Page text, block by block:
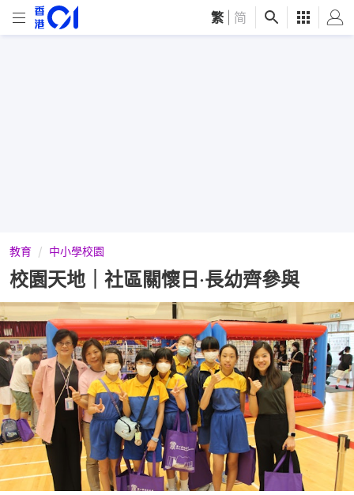
繁 简
教育 中小學校園
校園天地｜社區關懷日‧長幼齊參與